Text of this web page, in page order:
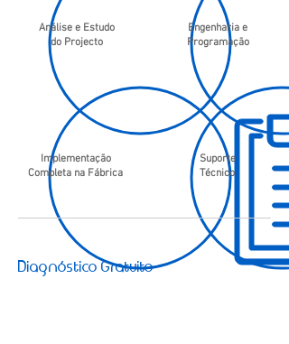
Análise e Estudo
do Projecto
Implementação
Completa na Fábrica
Engenharia e
Programação
Suporte
Técnico
Diagnóstico Gratuito